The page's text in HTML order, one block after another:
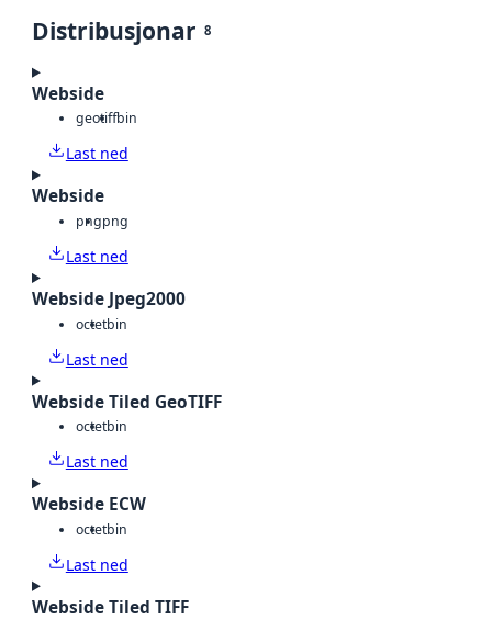
Distribusjonar 8
Webside
geotiffbin
Last ned
Webside
pngpng
Last ned
Webside Jpeg2000
octetbin
Last ned
Webside Tiled GeoTIFF
octetbin
Last ned
Webside ECW
octetbin
Last ned
Webside Tiled TIFF